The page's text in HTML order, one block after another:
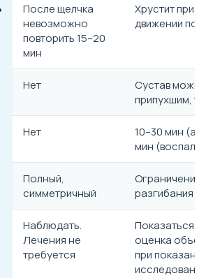
После щелчка
невозможно
повторить 15–20
мин
Хрустит при
движении
Нет
Сустав
припухшим,
Нет
10–30 мин
мин
Полный,
симметричный
Ограничение
разгибания
Наблюдать.
Лечения не
требуется
Показаться
оценка
при